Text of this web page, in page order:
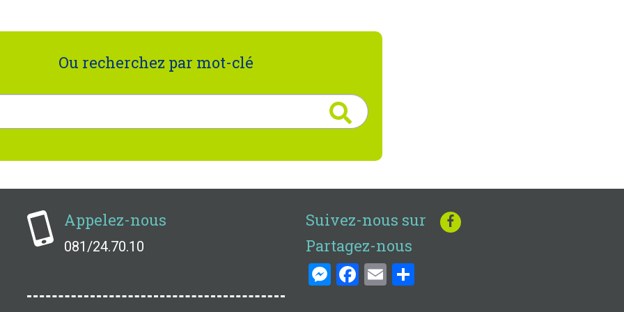
Ou recherchez par mot-clé
Appelez-nous
081/24.70.10
Suivez-nous sur
Partagez-nous
Messenger
Facebook
EmailShare